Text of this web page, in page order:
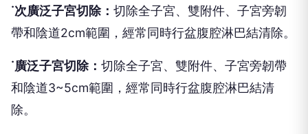
˙次廣泛子宮切除： 切除全子宮、雙附件、子宮旁韌
帶和陰道2cm範圍，經常同時行盆腹腔淋巴結清除。
˙廣泛子宮切除： 切除全子宮、雙附件、子宮旁韌帶
和陰道3~5cm範圍，經常同時行盆腹腔淋巴結清
除。